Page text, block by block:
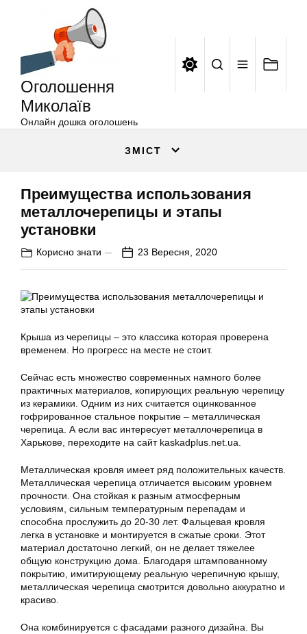
Оголошення
Миколаїв
Онлайн дошка оголошень
ЗМІСТ
Преимущества использования
металлочерепицы и этапы
установки
Корисно знати 23 Вересня, 2020
Крыша из черепицы – это классика которая проверена
временем. Но прогресс на месте не стоит.
Сейчас есть множество современных намного более
практичных материалов, копирующих реальную черепицу
из керамики. Одним из них считается оцинкованное
гофрированное стальное покрытие – металлическая
черепица. А если вас интересует металлочерепица в
Харькове, переходите на сайт kaskadplus.net.ua.
Металлическая кровля имеет ряд положительных качеств.
Металлическая черепица отличается высоким уровнем
прочности. Она стойкая к разным атмосферным
условиям, сильным температурным перепадам и
способна прослужить до 20-30 лет. Фальцевая кровля
легка в установке и монтируется в сжатые сроки. Этот
материал достаточно легкий, он не делает тяжелее
общую конструкцию дома. Благодаря штампованному
покрытию, имитирующему реальную черепичную крышу,
металлическая черепица смотрится довольно аккуратно и
красиво.
Она комбинируется с фасадами разного дизайна. Вы